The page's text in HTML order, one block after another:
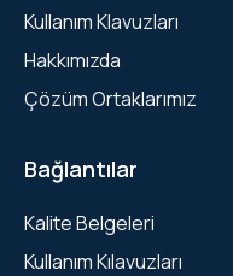
Kullanım Klavuzları
Hakkımızda
Çözüm Ortaklarımız
Bağlantılar
Kalite Belgeleri
Kullanım Kılavuzları